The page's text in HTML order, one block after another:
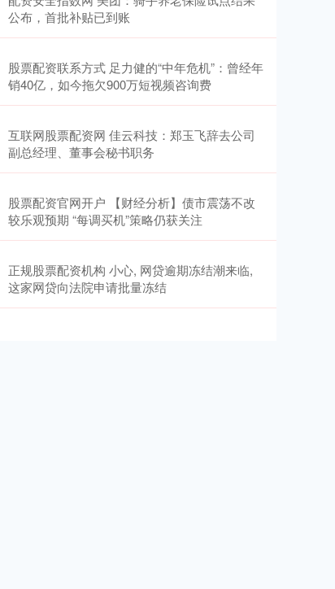
公布，首批补贴已到账
股票配资联系方式 足力健的“中年危机”：曾经年
销40亿，如今拖欠900万短视频咨询费
互联网股票配资网 佳云科技：郑玉飞辞去公司
副总经理、董事会秘书职务
股票配资官网开户 【财经分析】债市震荡不改
较乐观预期 “每调买机”策略仍获关注
正规股票配资机构 小心, 网贷逾期冻结潮来临,
这家网贷向法院申请批量冻结